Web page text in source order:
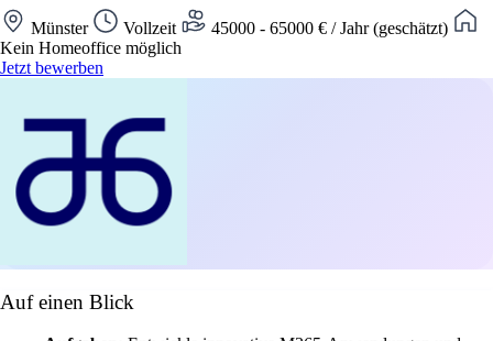
Münster Vollzeit
45000 - 65000 € / Jahr (geschätzt)
Kein Homeoffice möglich
Jetzt bewerben
Auf einen Blick